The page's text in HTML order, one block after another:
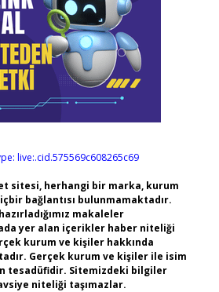
live:.cid.575569c608265c69
sitesi, herhangi bir marka, kurum
bağlantısı bulunmamaktadır.
makaleler
yer alan içerikler haber niteliği
kurum ve kişiler hakkında
Gerçek kurum ve kişiler ile isim
tesadüfidir. Sitemizdeki bilgiler
niteliği taşımazlar.